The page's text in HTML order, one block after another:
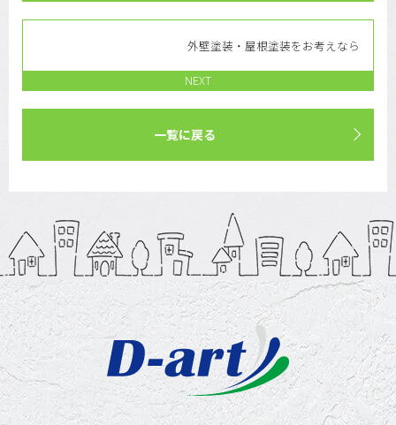
外壁塗装・屋根塗装をお考えなら
NEXT
一覧に戻る